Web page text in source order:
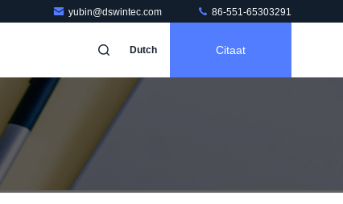
yubin@dswintec.com 86-551-65303291
Dutch Citaat